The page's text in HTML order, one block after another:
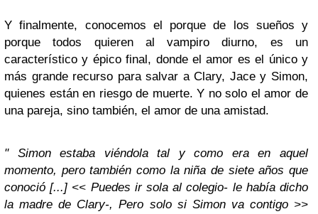
Y finalmente, conocemos el porque de los sueños y
porque todos quieren al vampiro diurno, es un
característico y épico final, donde el amor es el único y
más grande recurso para salvar a Clary, Jace y Simon,
quienes están en riesgo de muerte. Y no solo el amor de
una pareja, sino también, el amor de una amistad.
" Simon estaba viéndola tal y como era en aquel
momento, pero también como la niña de siete años que
conoció [...] << Puedes ir sola al colegio- le había dicho
la madre de Clary-, Pero solo si Simon va contigo >>